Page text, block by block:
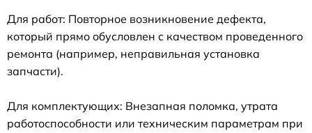
Для работ: Повторное возникновение дефекта,
который прямо обусловлен с качеством проведенного
ремонта (например, неправильная установка
запчасти).
Для комплектующих: Внезапная поломка, утрата
работоспособности или техническим параметрам при